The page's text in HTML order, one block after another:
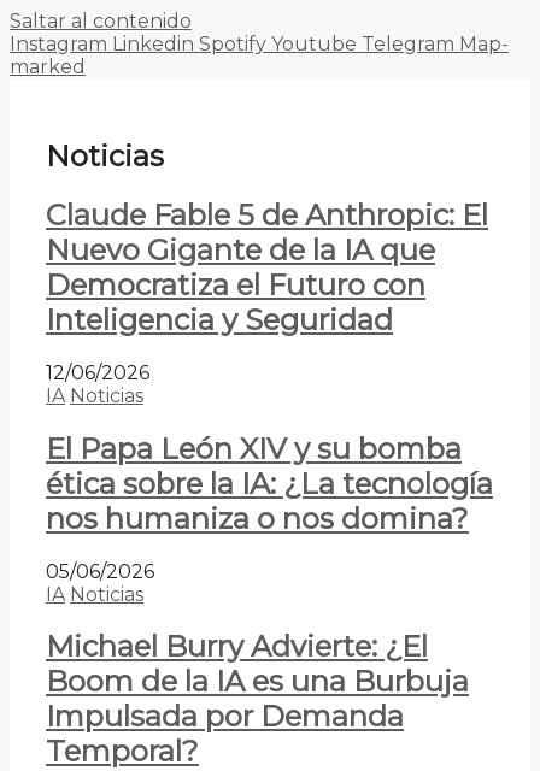
Saltar al contenido
Instagram Linkedin Spotify Youtube Telegram Map-
marked
Noticias
Claude Fable 5 de Anthropic: El
Nuevo Gigante de la IA que
Democratiza el Futuro con
Inteligencia y Seguridad
12/06/2026
IA Noticias
El Papa León XIV y su bomba
ética sobre la IA: ¿La tecnología
nos humaniza o nos domina?
05/06/2026
IA Noticias
Michael Burry Advierte: ¿El
Boom de la IA es una Burbuja
Impulsada por Demanda
Temporal?